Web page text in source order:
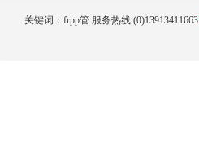
关键词： frpp管 服务热线:(0)13913411663